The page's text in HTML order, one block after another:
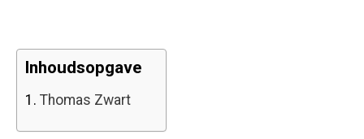
Inhoudsopgave
1. Thomas Zwart